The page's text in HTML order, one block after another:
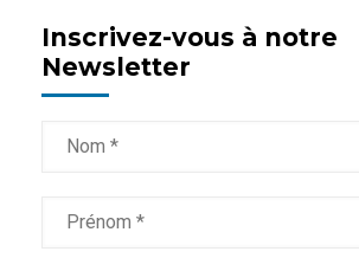
Inscrivez-vous à notre
Newsletter